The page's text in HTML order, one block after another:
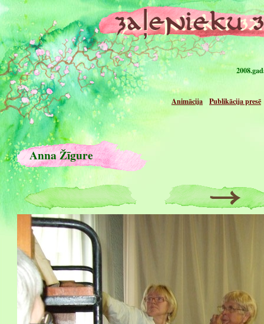
Animācija Publikācija presē
Anna Žīgure